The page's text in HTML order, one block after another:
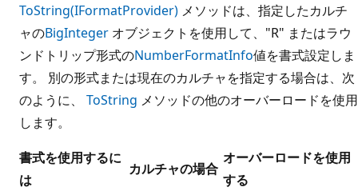
ToString(IFormatProvider) メソッドは、指定したカルチ
ャのBigInteger オブジェクトを使用して、"R" またはラウ
ンドトリップ形式のNumberFormatInfo値を書式設定しま
す。 別の形式または現在のカルチャを指定する場合は、次
のように、 ToString メソッドの他のオーバーロードを使用
します。
書式を使用するに
は
カルチャの場合
オーバーロードを使用
する